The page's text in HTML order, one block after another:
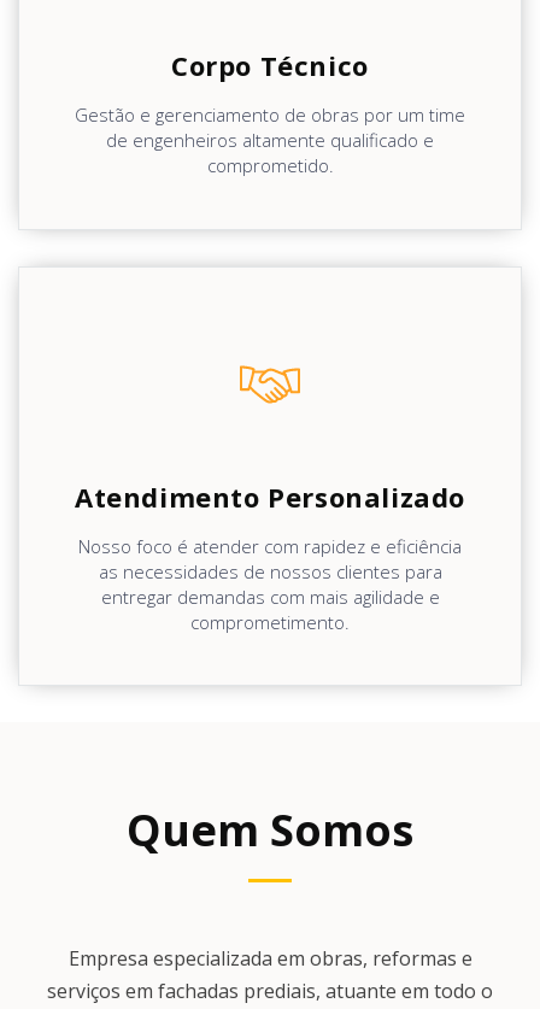
Corpo Técnico
Gestão e gerenciamento de obras por um time
de engenheiros altamente qualificado e
comprometido.
Atendimento Personalizado
Nosso foco é atender com rapidez e eficiência
as necessidades de nossos clientes para
entregar demandas com mais agilidade e
comprometimento.
Quem Somos
Empresa especializada em obras, reformas e
serviços em fachadas prediais, atuante em todo o